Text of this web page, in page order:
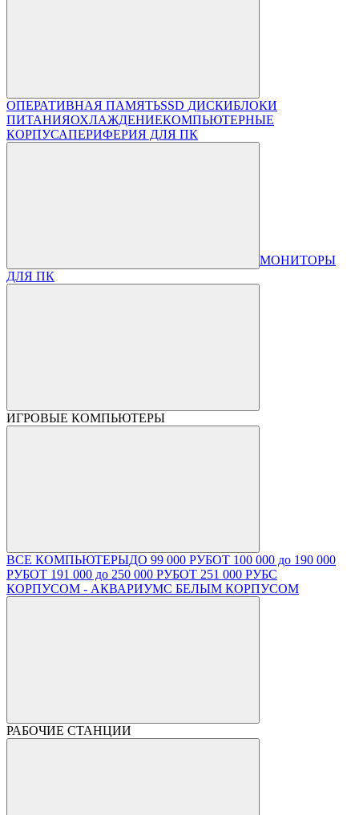
ОПЕРАТИВНАЯ ПАМЯТЬSSD ДИСКИБЛОКИ
ПИТАНИЯОХЛАЖДЕНИЕКОМПЬЮТЕРНЫЕ
КОРПУСАПЕРИФЕРИЯ ДЛЯ ПК
МОНИТОРЫ
ДЛЯ ПК
ИГРОВЫЕ КОМПЬЮТЕРЫ
ВСЕ КОМПЬЮТЕРЫДО 99 000 РУБОТ 100 000 до 190 000
РУБОТ 191 000 до 250 000 РУБОТ 251 000 РУБС
КОРПУСОМ - АКВАРИУМС БЕЛЫМ КОРПУСОМ
РАБОЧИЕ СТАНЦИИ